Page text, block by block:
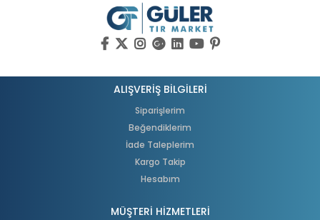
ALIŞVERİŞ BİLGİLERİ
Siparişlerim
Beğendiklerim
İade Taleplerim
Kargo Takip
Hesabım
MÜŞTERİ HİZMETLERİ